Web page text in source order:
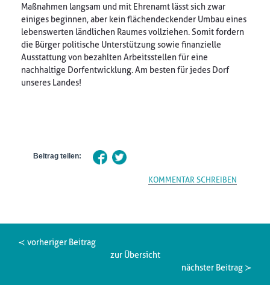
Maßnahmen langsam und mit Ehrenamt lässt sich zwar
einiges beginnen, aber kein flächendeckender Umbau eines
lebenswerten ländlichen Raumes vollziehen. Somit fordern
die Bürger politische Unterstützung sowie finanzielle
Ausstattung von bezahlten Arbeitsstellen für eine
nachhaltige Dorfentwicklung. Am besten für jedes Dorf
unseres Landes!
Beitrag teilen:
KOMMENTAR SCHREIBEN
≺ vorheriger Beitrag
zur Übersicht
nächster Beitrag ≻